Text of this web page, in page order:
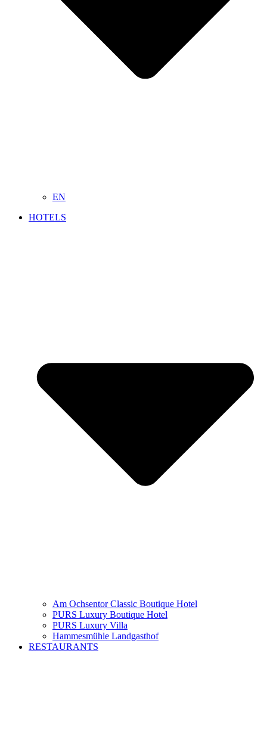
EN
HOTELS
Am Ochsentor Classic Boutique Hotel
PURS Luxury Boutique Hotel
PURS Luxury Villa
Hammesmühle Landgasthof
RESTAURANTS